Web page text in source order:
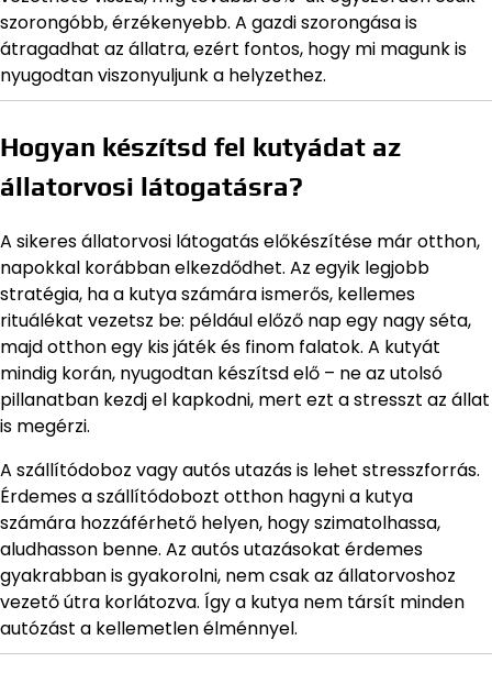
szorongóbb, érzékenyebb. A gazdi szorongása is
átragadhat az állatra, ezért fontos, hogy mi magunk is
nyugodtan viszonyuljunk a helyzethez.
Hogyan készítsd fel kutyádat az
állatorvosi látogatásra?
A sikeres állatorvosi látogatás előkészítése már otthon,
napokkal korábban elkezdődhet. Az egyik legjobb
stratégia, ha a kutya számára ismerős, kellemes
rituálékat vezetsz be: például előző nap egy nagy séta,
majd otthon egy kis játék és finom falatok. A kutyát
mindig korán, nyugodtan készítsd elő – ne az utolsó
pillanatban kezdj el kapkodni, mert ezt a stresszt az állat
is megérzi.
A szállítódoboz vagy autós utazás is lehet stresszforrás.
Érdemes a szállítódobozt otthon hagyni a kutya
számára hozzáférhető helyen, hogy szimatolhassa,
aludhasson benne. Az autós utazásokat érdemes
gyakrabban is gyakorolni, nem csak az állatorvoshoz
vezető útra korlátozva. Így a kutya nem társít minden
autózást a kellemetlen élménnyel.